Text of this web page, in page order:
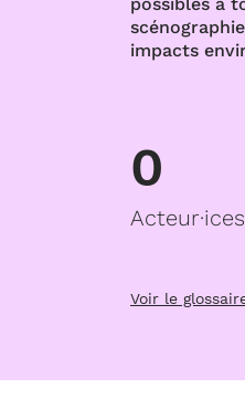
impacts
0
Acteur·ices
Voir le